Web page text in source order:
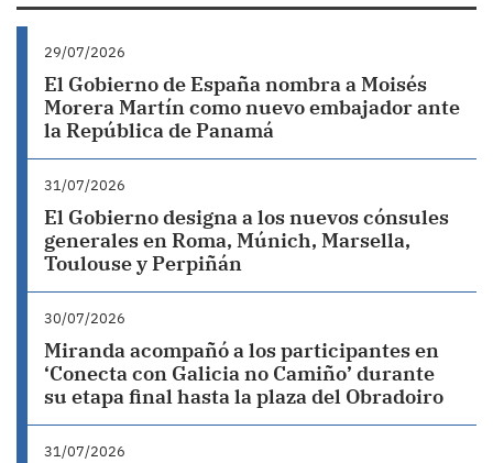
29/07/2026
El Gobierno de España nombra a Moisés
Morera Martín como nuevo embajador ante
la República de Panamá
31/07/2026
El Gobierno designa a los nuevos cónsules
generales en Roma, Múnich, Marsella,
Toulouse y Perpiñán
30/07/2026
Miranda acompañó a los participantes en
‘Conecta con Galicia no Camiño’ durante
su etapa final hasta la plaza del Obradoiro
31/07/2026